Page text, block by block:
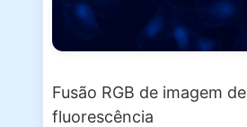
Fusão RGB de imagem de
fluorescência